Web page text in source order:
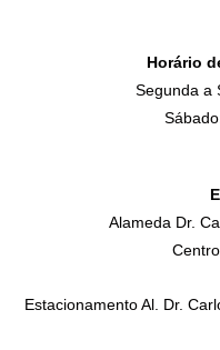
Horário
Segunda a
Alameda Dr.
Estacionamento Al. Dr.